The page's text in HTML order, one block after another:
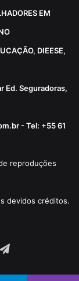
EM
DIEESE,
Ed. Seguradoras,
- Tel: +55 61
reproduções
devidos créditos.